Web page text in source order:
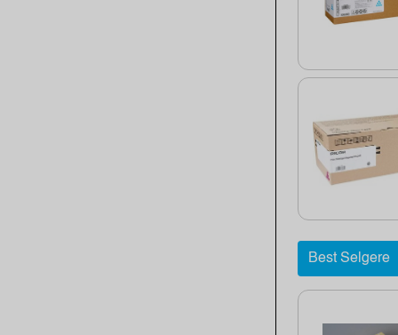
Best Selgere